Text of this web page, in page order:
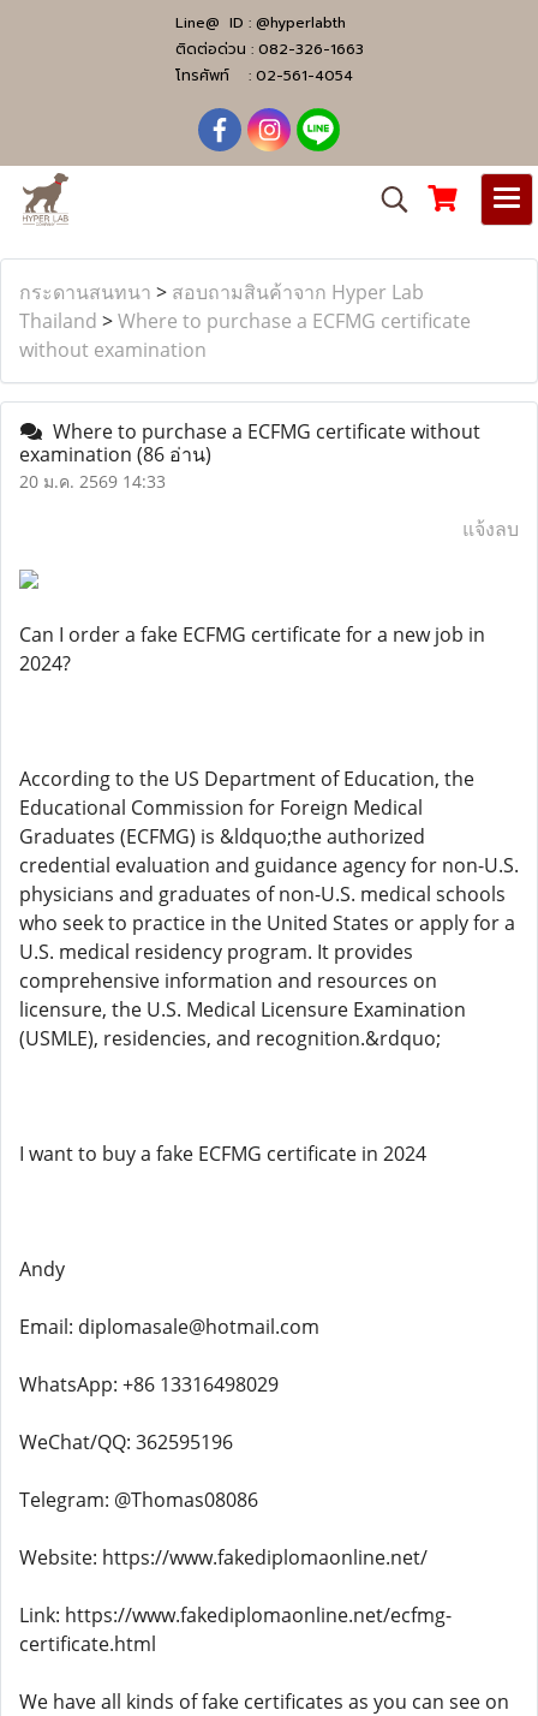
Line@ ID : @hyperlabth
ติดต่อด่วน : 082-326-1663
โทรศัพท์ : 02-561-4054
กระดานสนทนา > สอบถามสินค้าจาก Hyper Lab
Thailand >Where to purchase a ECFMG certificate
without examination
Where to purchase a ECFMG certificate without
examination (86 อ่าน)
20 ม.ค. 2569 14:33
แจ้งลบ
Can I order a fake ECFMG certificate for a new job in
2024?
According to the US Department of Education, the
Educational Commission for Foreign Medical
Graduates (ECFMG) is &ldquo;the authorized
credential evaluation and guidance agency for non-U.S.
physicians and graduates of non-U.S. medical schools
who seek to practice in the United States or apply for a
U.S. medical residency program. It provides
comprehensive information and resources on
licensure, the U.S. Medical Licensure Examination
(USMLE), residencies, and recognition.&rdquo;
I want to buy a fake ECFMG certificate in 2024
Andy
Email: diplomasale@hotmail.com
WhatsApp: +86 13316498029
WeChat/QQ: 362595196
Telegram: @Thomas08086
Website: https://www.fakediplomaonline.net/
Link: https://www.fakediplomaonline.net/ecfmg-
certificate.html
We have all kinds of fake certificates as you can see on